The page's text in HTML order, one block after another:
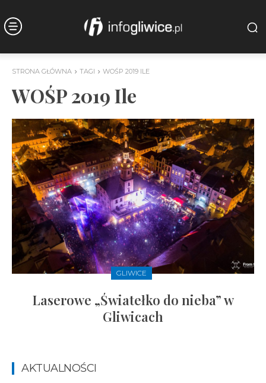
STRONA GŁÓWNA TAGI WOŚP 2019 ILE
WOŚP 2019 Ile
GLIWICE
Laserowe „Światełko do nieba” w
Gliwicach
AKTUALNOŚCI